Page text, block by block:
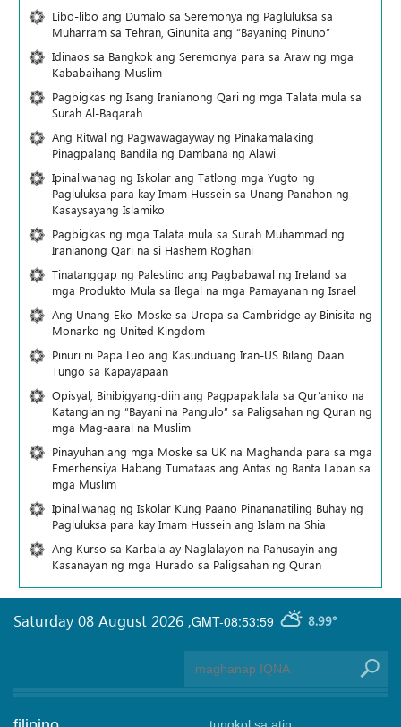
Libo-libo ang Dumalo sa Seremonya ng Pagluluksa sa
Muharram sa Tehran, Ginunita ang “Bayaning Pinuno”
Idinaos sa Bangkok ang Seremonya para sa Araw ng mga
Kababaihang Muslim
Pagbigkas ng Isang Iranianong Qari ng mga Talata mula sa
Surah Al-Baqarah
Ang Ritwal ng Pagwawagayway ng Pinakamalaking
Pinagpalang Bandila ng Dambana ng Alawi
Ipinaliwanag ng Iskolar ang Tatlong mga Yugto ng
Pagluluksa para kay Imam Hussein sa Unang Panahon ng
Kasaysayang Islamiko
Pagbigkas ng mga Talata mula sa Surah Muhammad ng
Iranianong Qari na si Hashem Roghani
Tinatanggap ng Palestino ang Pagbabawal ng Ireland sa
mga Produkto Mula sa Ilegal na mga Pamayanan ng Israel
Ang Unang Eko-Moske sa Uropa sa Cambridge ay Binisita ng
Monarko ng United Kingdom
Pinuri ni Papa Leo ang Kasunduang Iran-US Bilang Daan
Tungo sa Kapayapaan
Opisyal, Binibigyang-diin ang Pagpapakilala sa Qur’aniko na
Katangian ng “Bayani na Pangulo” sa Paligsahan ng Quran ng
mga Mag-aaral na Muslim
Pinayuhan ang mga Moske sa UK na Maghanda para sa mga
Emerhensiya Habang Tumataas ang Antas ng Banta Laban sa
mga Muslim
Ipinaliwanag ng Iskolar Kung Paano Pinananatiling Buhay ng
Pagluluksa para kay Imam Hussein ang Islam na Shia
Ang Kurso sa Karbala ay Naglalayon na Pahusayin ang
Kasanayan ng mga Hurado sa Paligsahan ng Quran
GMT-08:53:59 8.99°
Saturday 08 August 2026 ,
tungkol sa atin